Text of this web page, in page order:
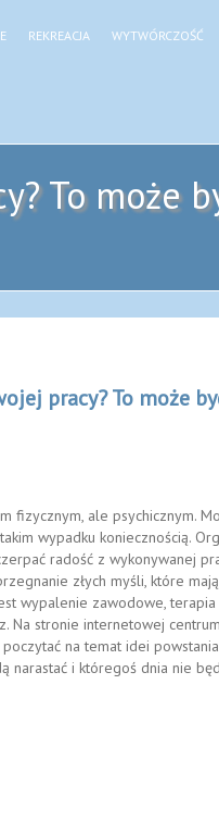
REKREACJA WYTWÓRCZOŚĆ
To może
pracy? To może
fizycznym, ale psychicznym.
wypadku koniecznością.
radość z wykonywanej
złych myśli, które
wypalenie zawodowe,
Na stronie internetowej
na temat idei
i któregoś dnia nie